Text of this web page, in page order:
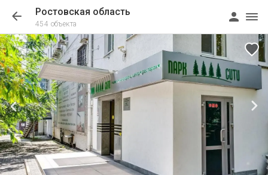
Ростовская область
454 объекта